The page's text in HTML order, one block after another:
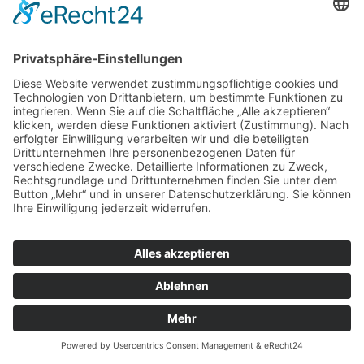
Nachdem ich erneut eine Absage der Heilmittel
Zulassungsstelle NRW bekommen habe, mache ich mich
nun auf die Suche nach einer Physiotherapiepraxis mit
Kassenzulassung, in der ich als freie Mitarbeiterin tätig sein
kann. Jede Woche muss ich Patienten und Patientinnen, die
einen Termin vereinbaren wollen, weiterschicken, da sie
gesetzlich versichert sind. Die zuständige Stelle in
Düsseldorf […]
Datenschutz
Cookie-Einstellungen